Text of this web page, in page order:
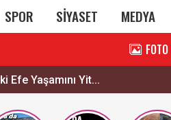
SPOR SİYASET MEDYA
Efe Yaşamını Yit...